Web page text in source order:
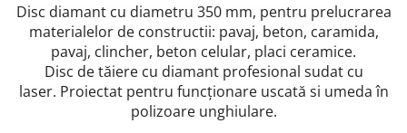
Masini de gaurit si Insurubat
Motoare electrice
Pistol de Lipit
Ventilatoare radiatoare
umidificatoare
Disc diamant cu diametru 350 mm, pentru prelucrarea
materialelor de constructii: pavaj, beton, caramida,
pavaj, clincher, beton celular, placi ceramice.
Disc de tăiere cu diamant profesional sudat cu
laser. Proiectat pentru funcționare uscată si umeda în
polizoare unghiulare.